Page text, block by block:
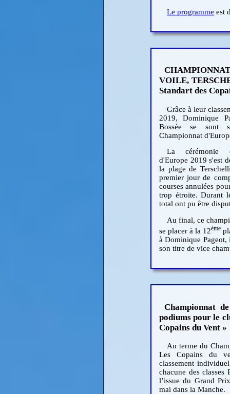
Le programme est
VOILE,
Standart des
Grâce à leur
2019, Dominique
Bossée se sont
Championnat
La cérémonie
d'Europe 2019 s'est
la plage de
premier jour de
courses annulées
trop étroite. Durant
total ont pu être
Au final, ce
se placer à la 12ème
à Dominique Pageot,
son titre de vice
Championnat
podiums pour le
Copains du Vent »
Au terme du
Les Copains du
classement
chacune des
l’issue du Grand
mai dans la Manche.